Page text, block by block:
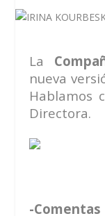
La
nueva
Hablamos
Directora.
-